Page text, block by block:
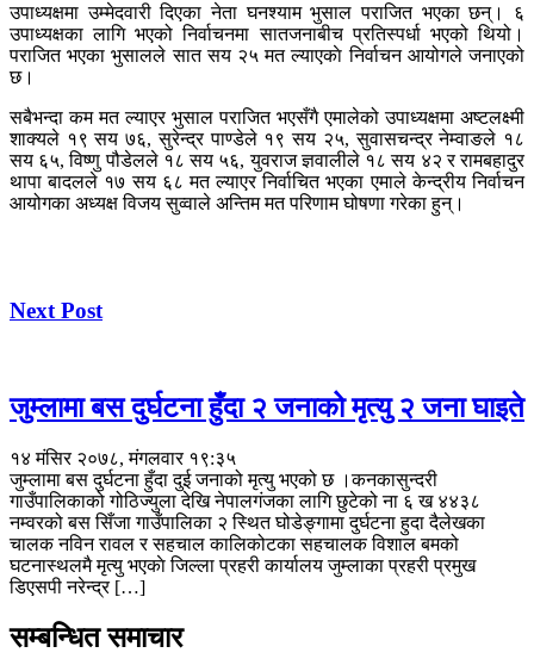
उपाध्यक्षमा उम्मेदवारी दिएका नेता घनश्याम भुसाल पराजित भएका छन्। ६
उपाध्यक्षका लागि भएको निर्वाचनमा सातजनाबीच प्रतिस्पर्धा भएको थियो।
पराजित भएका भुसालले सात सय २५ मत ल्याएकाे निर्वाचन आयोगले जनाएको
छ।
सबैभन्दा कम मत ल्याएर भुसाल पराजित भएसँगै एमालेको उपाध्यक्षमा अष्टलक्ष्मी
शाक्यले १९ सय ७६, सुरेन्द्र पाण्डेले १९ सय २५, सुवासचन्द्र नेम्वाङले १८
सय ६५, विष्णु पौडेलले १८ सय ५६, युवराज ज्ञवालीले १८ सय ४२ र रामबहादुर
थापा बादलले १७ सय ६८ मत ल्याएर निर्वाचित भएका एमाले केन्द्रीय निर्वाचन
आयोगका अध्यक्ष विजय सुव्वाले अन्तिम मत परिणाम घोषणा गरेका हुन्।
Next Post
जुम्लामा बस दुर्घटना हुँदा २ जनाको मृत्यु २ जना घाइते
१४ मंसिर २०७८, मंगलवार १९:३५
जुम्लामा बस दुर्घटना हुँदा दुई जनाको मृत्यु भएको छ ।कनकासुन्दरी
गाउँपालिकाको गोठिज्युला देखि नेपालगंजका लागि छुटेको ना ६ ख ४४३८
नम्वरको बस सिँजा गाउँपालिका २ स्थित घोडेङ्गामा दुर्घटना हुदा दैलेखका
चालक नविन रावल र सहचाल कालिकोटका सहचालक विशाल बमको
घटनास्थलमै मृत्यु भएकाे जिल्ला प्रहरी कार्यालय जुम्लाका प्रहरी प्रमुख
डिएसपी नरेन्द्र […]
सम्बन्धित समाचार